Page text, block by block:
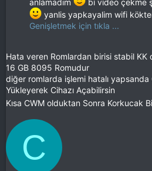
yanlis yapkayalim wifi
Genişletmek için tıkla ...
Hata veren Romlardan birisi stabil
16 GB 8095 Romudur
diğer romlarda işlemi hatalı yapsanda
Yükleyerek Cihazı Açabilirsin
Kısa CWM olduktan Sonra Korkucak
C